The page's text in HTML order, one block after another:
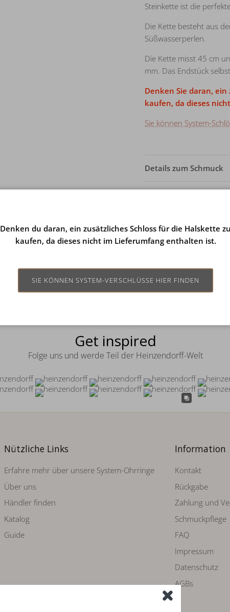
Steinkette ist die
Die Kette besteht aus
Süßwasserperlen.
Die Kette misst 45 cm
mm. Das Endstück
Denken Sie daran, ein
kaufen, da dieses
Sie können System-
Details zum Schmuck
Denken du daran, ein zusätzliches Schloss für die Halskette zu
kaufen, da dieses nicht im Lieferumfang enthalten ist.
SIE KÖNNEN SYSTEM-VERSCHLÜSSE HIER FINDEN
Get inspired
Folge uns und werde Teil der Heinzendorff-Welt
Nützliche Links
Erfahre mehr über unsere System-Ohrringe
Über uns
Händler finden
Katalog
Guide
Information
Kontakt
Rückgabe
Zahlung und
Schmuckpflege
FAQ
Impressum
Datenschutz
AGBs